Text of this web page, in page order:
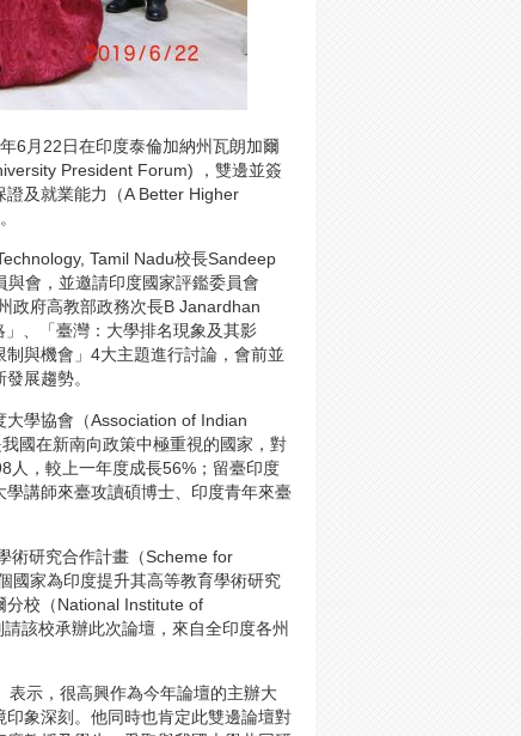
6月22日在印度泰倫加納州瓦朗加爾
President Forum) ，雙邊並簽
及就業能力（A Better Higher
Tamil Nadu校長Sandeep
會，並邀請印度國家評鑑委員會
政府高教部政務次長B Janardhan
、「臺灣：大學排名現象及其影
與機會」4大主題進行討論，會前並
展趨勢。
學協會（Association of Indian
國在新南向政策中極重視的國家，對
人，較上一年度成長56%；留臺印度
講師來臺攻讀碩博士、印度青年來臺
術研究合作計畫（Scheme for
國家為印度提升其高等教育學術研究
分校（National Institute of
該校承辦此次論壇，來自全印度各州
表示，很高興作為今年論壇的主辦大
象深刻。他同時也肯定此雙邊論壇對